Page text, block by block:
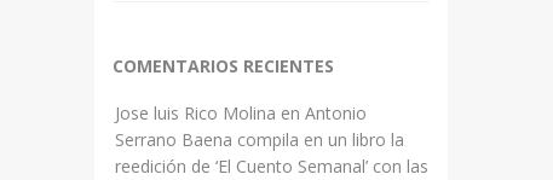
COMENTARIOS RECIENTES
Jose luis Rico Molina en Antonio
Serrano Baena compila en un libro la
reedición de ‘El Cuento Semanal’ con las